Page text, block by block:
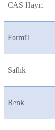
CAS Hayır.
Formül
Saflık
Renk